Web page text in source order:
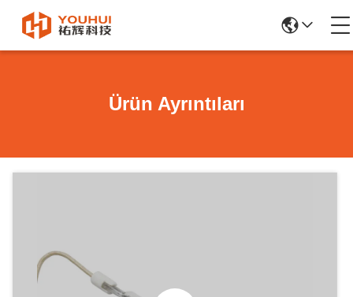
Ürün Ayrıntıları